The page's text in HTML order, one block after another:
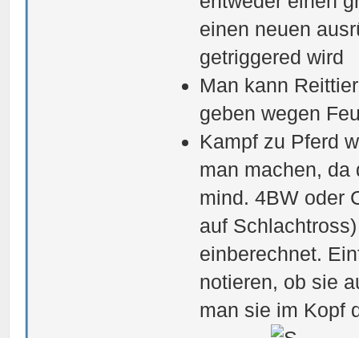
einen neuen
getriggered wird
Man kann
geben wegen
Kampf zu Pferd
man machen, da
mind. 4BW oder
auf
einberechnet.
notieren, ob sie
man sie im Kopf